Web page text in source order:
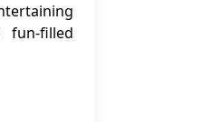
filled